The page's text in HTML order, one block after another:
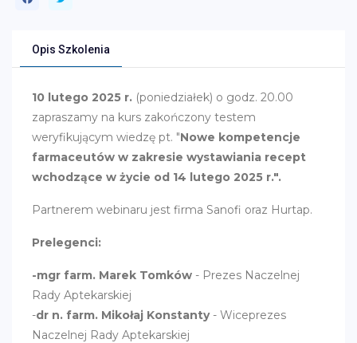
Opis Szkolenia
10 lutego 2025 r. (poniedziałek) o godz. 20.00
zapraszamy na kurs zakończony testem
weryfikującym wiedzę pt. "Nowe kompetencje
farmaceutów w zakresie wystawiania recept
wchodzące w życie od 14 lutego 2025 r.".
Partnerem webinaru jest firma Sanofi oraz Hurtap.
Prelegenci:
-mgr farm. Marek Tomków - Prezes Naczelnej
Rady Aptekarskiej
-dr n. farm. Mikołaj Konstanty- Wiceprezes
Naczelnej Rady Aptekarskiej